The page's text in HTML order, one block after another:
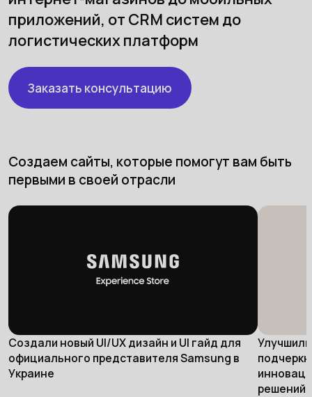
приложений, от CRM систем до
логистических платформ
Заказать консультацию
Создаем сайты, которые помогут вам быть
первыми в своей отрасли
Создали новый UI/UX дизайн и UI гайд для
официального представителя Samsung в
Украине
решений